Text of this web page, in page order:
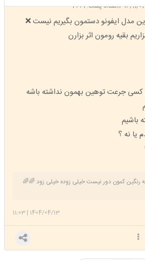
تعداد پست: 3661
مدل ایفونو دستمون بگیریم نیست ❌
بقیه رومون اثر بزارن
کسی جرعت توهین بهمون نداشته باشه
باشیم
یا نه ؟
رنگین کمون دور نیست خیلی زوده خیلی زود 🌈🌈
نظر منی ریپ نزن من فقط به
گاهی با این کاربری تاپیک میزنند گاراگاه بازی
ها جایزه میدن نه به بچه زرنگ هایی مثل تو 😎
1404/04/13
|
11:03